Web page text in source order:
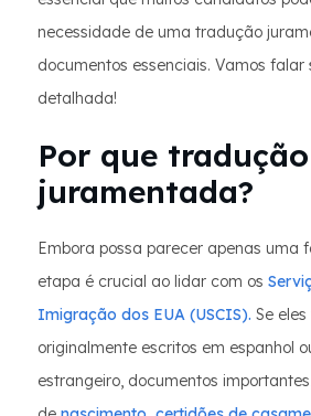
necessidade de uma tradução
documentos essenciais. Vamos falar
detalhada!
Por que tradução
juramentada?
Embora possa parecer apenas uma
etapa é crucial ao lidar com os
Imigração dos EUA (USCIS). Se
originalmente escritos em espanhol
estrangeiro, documentos